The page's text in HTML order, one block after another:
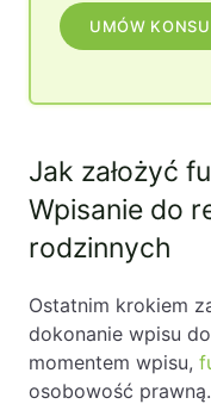
UMÓW
Jak założyć
Wpisanie do
rodzinnych
Ostatnim krokiem
dokonanie wpisu
momentem wpisu,
osobowość